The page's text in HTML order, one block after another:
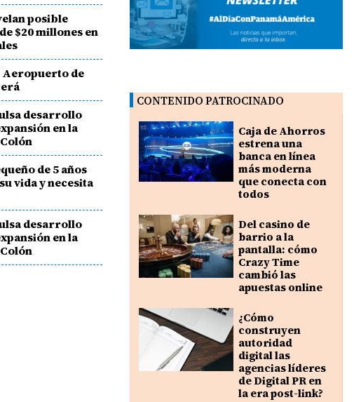
posible
$20 millones en
Aeropuerto de
desarrollo
en la
de 5 años
vida y necesita
desarrollo
en la
CONTENIDO PATROCINADO
Caja de Ahorros
estrena una
banca en línea
más moderna
que conecta con
todos
Del casino de
barrio a la
pantalla: cómo
Crazy Time
cambió las
apuestas online
¿Cómo
construyen
autoridad
digital las
agencias líderes
de Digital PR en
la era post-link?